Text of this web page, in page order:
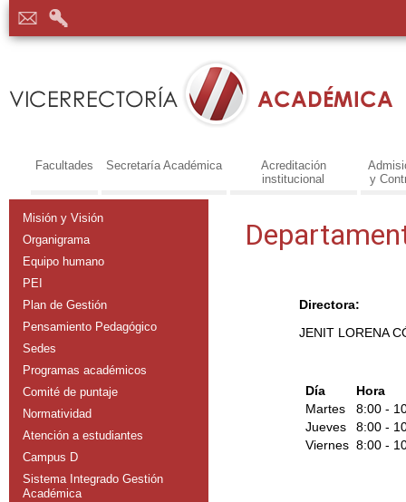
Facultades Secretaría Académica
Acreditación
institucional
y
Misión y Visión
Organigrama
Equipo humano
PEI
Plan de Gestión
Pensamiento Pedagógico
Sedes
Programas académicos
Comité de puntaje
Normatividad
Atención a estudiantes
Campus D
Sistema Integrado Gestión
Académica
Directora:
JENIT LORENA
Día
Hora
Martes
8:00 -
Jueves
8:00 -
Viernes 8:00 -